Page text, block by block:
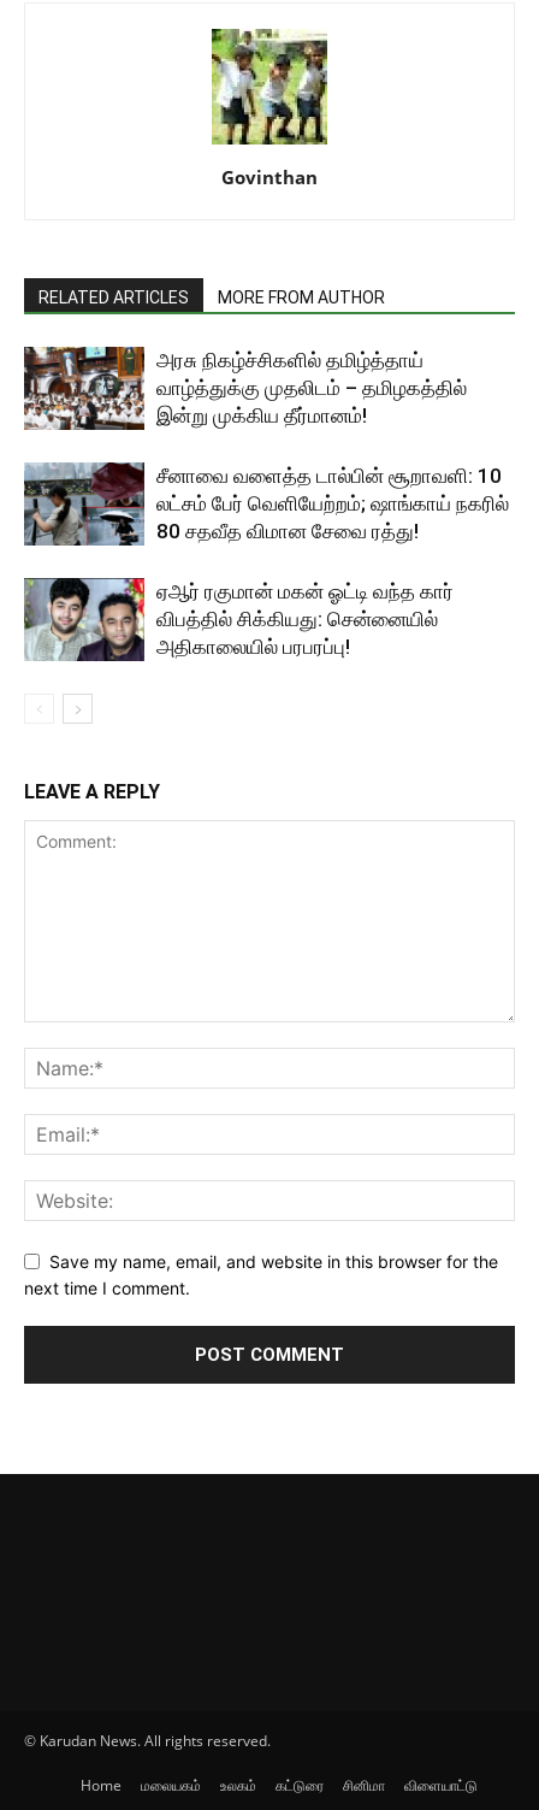
Govinthan
RELATED ARTICLES MORE FROM AUTHOR
அரசு நிகழ்ச்சிகளில் தமிழ்த்தாய்
வாழ்த்துக்கு முதலிடம் – தமிழகத்தில்
இன்று முக்கிய தீர்மானம்!
சீனாவை வளைத்த டால்பின் சூறாவளி: 10
லட்சம் பேர் வெளியேற்றம்; ஷாங்காய் நகரில்
80 சதவீத விமான சேவை ரத்து!
ஏஆர் ரகுமான் மகன் ஓட்டி வந்த கார்
விபத்தில் சிக்கியது: சென்னையில்
அதிகாலையில் பரபரப்பு!
LEAVE A REPLY
Save my name, email, and website in this browser for the
next time I comment.
© Karudan News. All rights reserved.
Home மலையகம் உலகம் கட்டுரை சினிமா விளையாட்டு